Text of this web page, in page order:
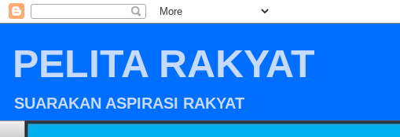
PELITA RAKYAT
SUARAKAN ASPIRASI RAKYAT